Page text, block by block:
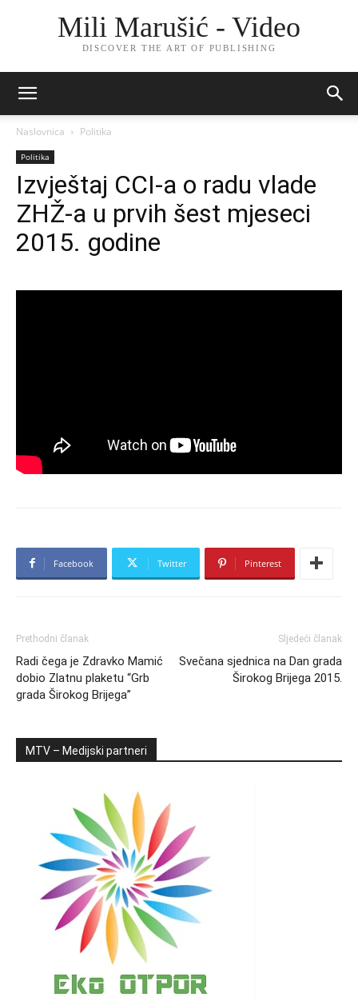
Mili Marušić - Video
DISCOVER THE ART OF PUBLISHING
Naslovnica Politika
Politika
Izvještaj CCI-a o radu vlade
ZHŽ-a u prvih šest mjeseci
2015. godine
Facebook Twitter Pinterest
Prethodni članak
Radi čega je Zdravko Mamić
dobio Zlatnu plaketu “Grb
grada Širokog Brijega”
Sljedeći članak
Svečana sjednica na Dan grada
Širokog Brijega 2015.
MTV – Medijski partneri